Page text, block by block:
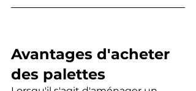
Avantages d'acheter
des palettes